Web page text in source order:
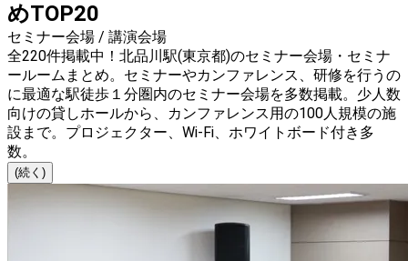
めTOP20
セミナー会場 / 講演会場
全220件掲載中！北品川駅(東京都)のセミナー会場・セミナ
ールームまとめ。セミナーやカンファレンス、研修を行うの
に最適な駅徒歩１分圏内のセミナー会場を多数掲載。少人数
向けの貸しホールから、カンファレンス用の100人規模の施
設まで。プロジェクター、Wi-Fi、ホワイトボード付き多
数。
(続く)